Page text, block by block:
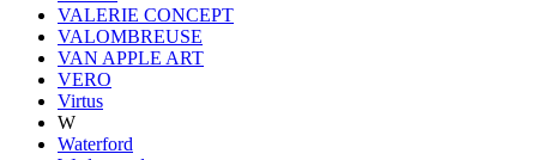
VALERIE CONCEPT
VALOMBREUSE
VAN APPLE ART
VERO
Virtus
W
Waterford